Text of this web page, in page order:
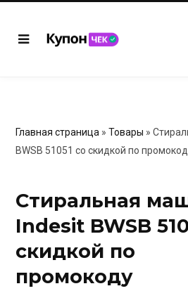
Главная страница » Товары »
BWSB 51051 со скидкой по
Стиральная
Indesit BWSB
скидкой по
промокоду